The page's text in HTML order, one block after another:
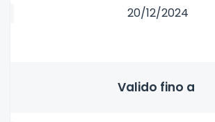
20/12/2024
Valido fino a